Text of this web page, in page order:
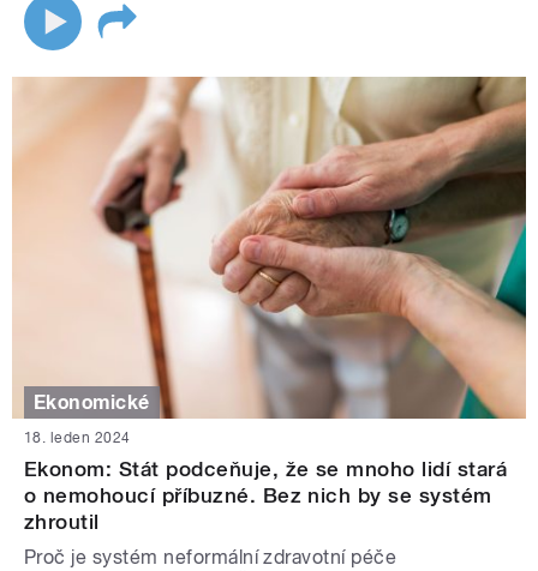
Ekonomické
18. leden 2024
Ekonom: Stát podceňuje, že se mnoho lidí stará
o nemohoucí příbuzné. Bez nich by se systém
zhroutil
Proč je systém neformální zdravotní péče